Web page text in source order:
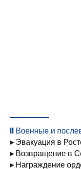
Военные и
▸ Эвакуация в
▸ Возвращение в
▸ Награждение